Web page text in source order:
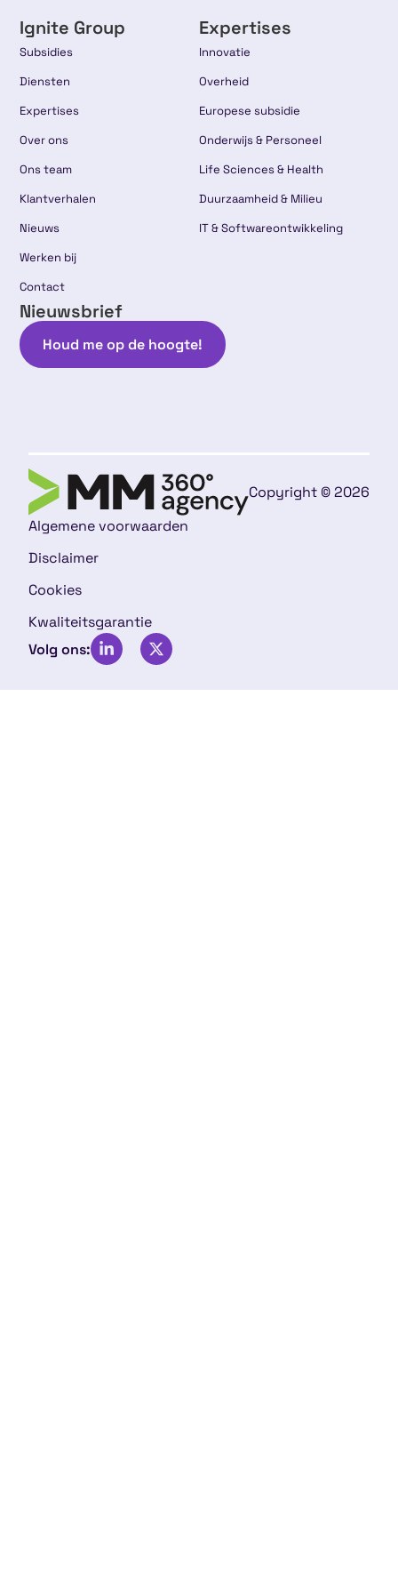
Ignite Group
Subsidies
Diensten
Expertises
Over ons
Ons team
Klantverhalen
Nieuws
Werken bij
Contact
Expertises
Innovatie
Overheid
Europese subsidie
Onderwijs & Personeel
Life Sciences & Health
Duurzaamheid & Milieu
IT & Softwareontwikkeling
Nieuwsbrief
Houd me op de hoogte!
Copyright © 2026
Algemene voorwaarden
Disclaimer
Cookies
Kwaliteitsgarantie
Volg ons: